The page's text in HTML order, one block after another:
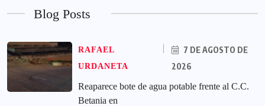
Blog Posts
RAFAEL
URDANETA
7 DE AGOSTO DE
2026
Reaparece bote de agua potable frente al C.C.
Betania en